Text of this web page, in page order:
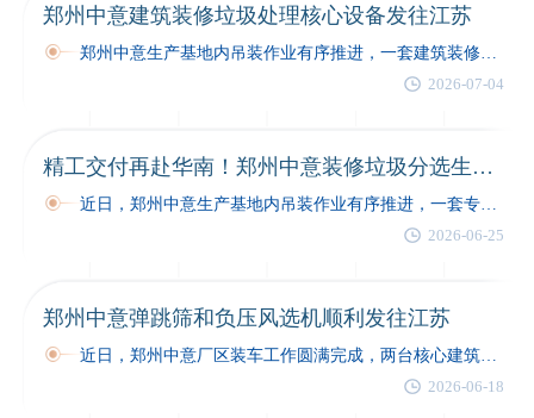
郑州中意建筑装修垃圾处理核心设备发往江苏
郑州中意生产基地内吊装作业有序推进，一套建筑装修垃圾处理核心设备完成全项出厂质检，装车固定后正式启程发往江苏项目现场。本次交付的反击式破碎机与集…
2026-07-04
精工交付再赴华南！郑州中意装修垃圾分选生产线发往广东
近日，郑州中意生产基地内吊装作业有序推进，一套专为广东客户定制的装修垃圾分选生产线完成全项出厂质检，完成装车固定后正式启程，奔赴项目现场…
2026-06-25
郑州中意弹跳筛和负压风选机顺利发往江苏
近日，郑州中意厂区装车工作圆满完成，两台核心建筑垃圾分选设备顺利发车，奔赴江苏建筑垃圾技改项目现场…
2026-06-18